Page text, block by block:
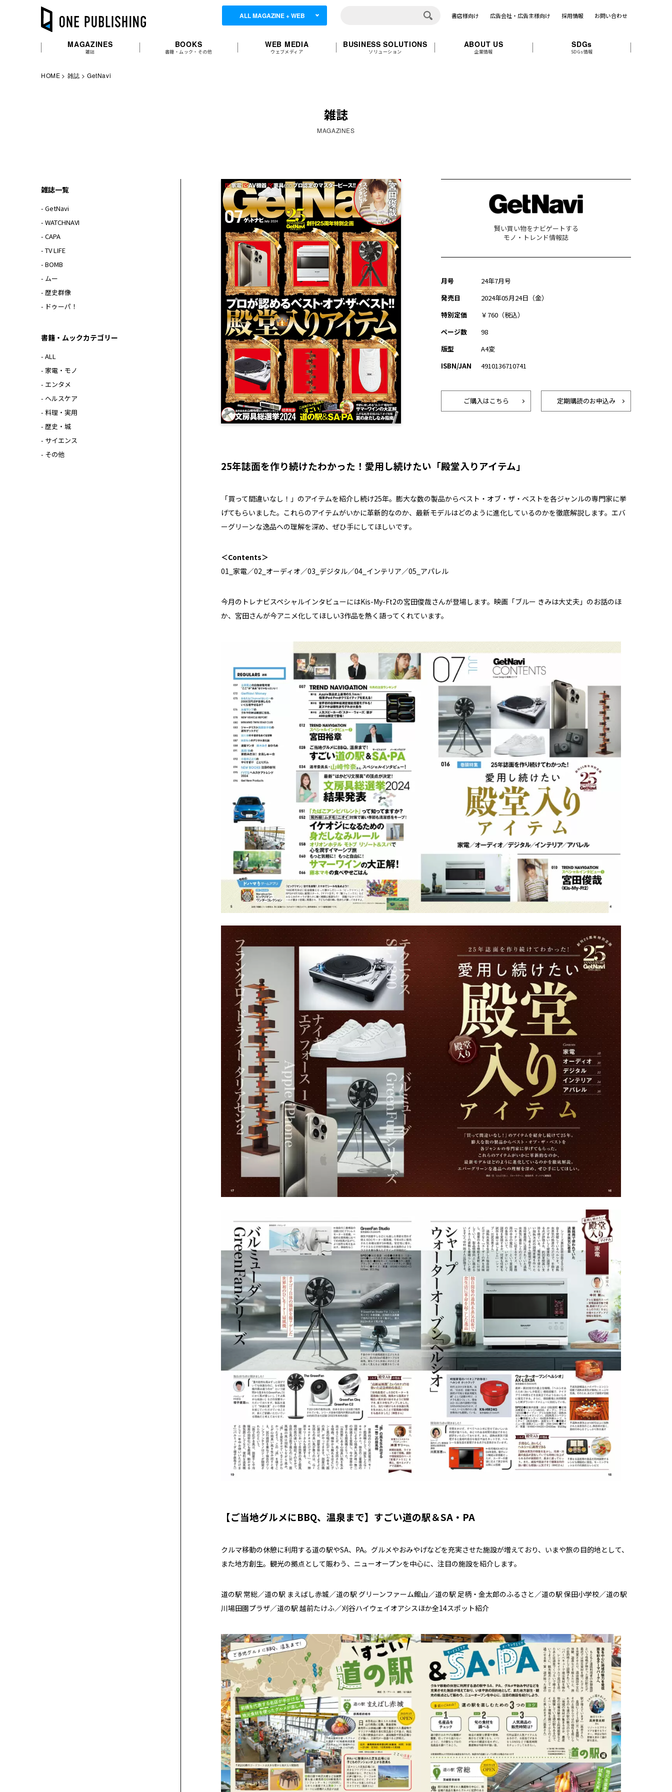
ALL MAGAZINE + WEB 書店様向け 広告会社・広告主様向け 採用情報 お問い合わせ
MAGAZINES
雑誌
BOOKS
書籍・ムック・その他
WEB MEDIA
ウェブメディア
BUSINESS SOLUTIONS
ソリューション
ABOUT US
企業情報
SDGs
SDGs情報
HOME 雑誌 GetNavi
雑誌
MAGAZINES
賢い買い物をナビゲートする
モノ・トレンド情報誌
月号
24年7月号
発売日
2024年05月24日（金）
特別定価
￥760（税込）
ページ数
98
版型
A4変
ISBN/JAN
4910136710741
ご購入はこちら 定期購読のお申込み
25年誌面を作り続けたわかった！愛用し続けたい「殿堂入りアイテム」
「買って間違いなし！」のアイテムを紹介し続け25年。膨大な数の製品からベスト・オブ・ザ・ベストを各ジャンルの専門家に挙
げてもらいました。これらのアイテムがいかに革新的なのか、最新モデルはどのように進化しているのかを徹底解説します。エバ
ーグリーンな逸品への理解を深め、ぜひ手にしてほしいです。
＜Contents＞
01_家電／02_オーディオ／03_デジタル／04_インテリア／05_アパレル
今月のトレナビスペシャルインタビューにはKis-My-Ft2の宮田俊哉さんが登場します。映画「ブルー きみは大丈夫」のお話のほ
か、宮田さんが今アニメ化してほしい3作品を熱く語ってくれています。
【ご当地グルメにBBQ、温泉まで】すごい道の駅＆SA・PA
クルマ移動の休憩に利用する道の駅やSA、PA。グルメやおみやげなどを充実させた施設が増えており、いまや旅の目的地として、
また地方創生。観光の拠点として賑わう、ニューオープンを中心に、注目の施設を紹介します。
道の駅 常総／道の駅 まえばし赤城／道の駅 グリーンファーム館山／道の駅 足柄・金太郎のふるさと／道の駅 保田小学校／道の駅
川場田園プラザ／道の駅 越前たけふ／刈谷ハイウェイオアシスほか全14スポット紹介
雑誌一覧
- GetNavi
- WATCHNAVI
- CAPA
- TV LIFE
- BOMB
- ムー
- 歴史群像
- ドゥーパ！
書籍・ムックカテゴリー
- ALL
- 家電・モノ
- エンタメ
- ヘルスケア
- 料理・実用
- 歴史・城
- サイエンス
- その他